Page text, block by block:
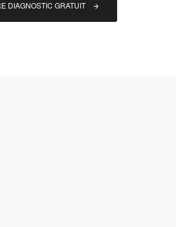
DIAGNOSTIC GRATUIT